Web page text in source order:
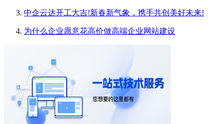
中企云达开工大吉!新春新气象，携手共创美好未来!
为什么企业愿意花高价做高端企业网站建设